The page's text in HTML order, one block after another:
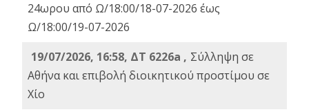
24ωρου από Ω/18:00/18-07-2026 έως
Ω/18:00/19-07-2026
19/07/2026, 16:58, ΔΤ 6226a , Σύλληψη σε
Αθήνα και επιβολή διοικητικού προστίμου σε
Χίο